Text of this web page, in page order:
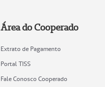
Área do Cooperado
Extrato de Pagamento
Portal TISS
Fale Conosco Cooperado